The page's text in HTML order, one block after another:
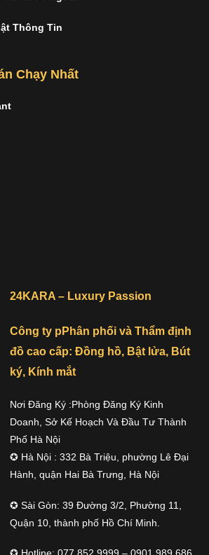
Thông Tin
Chạy Nhất
24KARA – Luxury Passion
Công ty pPhân phối và Thẩm định
đồ cao cấp: Đồng hồ, Bật lửa, Bút
ký, Kính mắt
Nơi Đăng Ký :Phòng Đăng Ký Kinh
Doanh, Sở Kế Hoạch Và Đầu Tư Thành
Phố Hà Nội
✪ Hà Nội : 332 Bà Triệu, phường Lê Đại
Hành, quận Hai Bà Trưng, Hà Nội
✪ Sài Gòn: 39 Đường 3/2, Phường 11,
Quận 10, thành phố Hồ Chí Minh.
✪ Hotline: 077.852.9999 – 0901.989.686